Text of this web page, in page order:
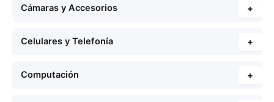
Cámaras y Accesorios +
Celulares y Telefonía +
Computación +